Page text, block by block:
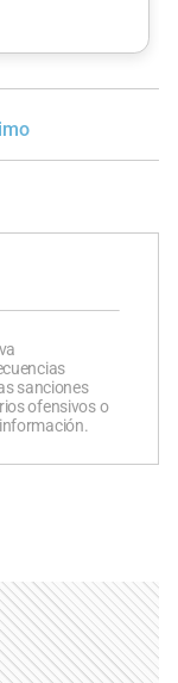
sanciones
ofensivos o